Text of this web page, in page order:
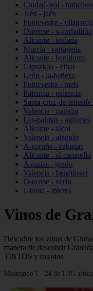
Ciudad-real -
Jaén - jaén
Pontevedra -
Ourense - o-carballiño
Alicante - teulada
Murcia - cartagena
Alicante - benidorm
Gipuzkoa - eibar
León - la-bañeza
Pontevedra - meis
Palencia - palencia
Santa-cruz-de-
Valencia - paterna
Las-palmas - agüimes
Alicante - alcoi
Valencia - alaquàs
A-coruña - cabanas
Alicante - el-campello
Asturias - grado
Valencia - benetússer
Ourense - verín
Girona - mieres
Vinos de
Descubre los vinos de
manera de descubrir
TINTOS y rosados
Mostrando 1 - 24 de 1785